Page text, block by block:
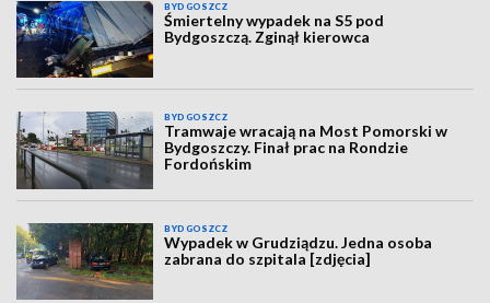
BYDGOSZCZ
Śmiertelny wypadek na S5 pod
Bydgoszczą. Zginął kierowca
BYDGOSZCZ
Tramwaje wracają na Most Pomorski w
Bydgoszczy. Finał prac na Rondzie
Fordońskim
BYDGOSZCZ
Wypadek w Grudziądzu. Jedna osoba
zabrana do szpitala [zdjęcia]